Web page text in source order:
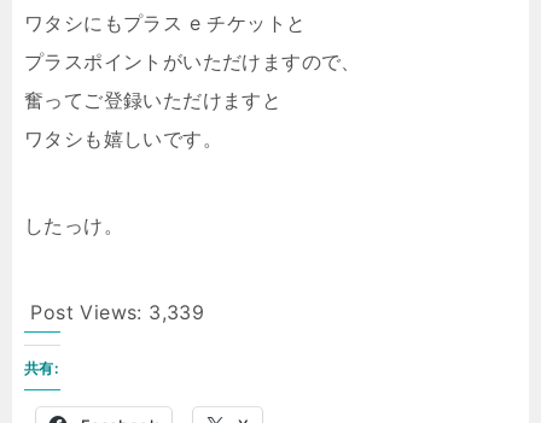
ワタシにもプラス e チケットと
プラスポイントがいただけますので、
奮ってご登録いただけますと
ワタシも嬉しいです。
したっけ。
Post Views: 3,339
共有: